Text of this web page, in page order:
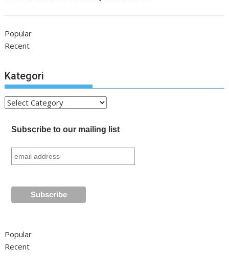
Popular
Recent
Kategori
Kategori
Subscribe to our mailing list
Popular
Recent